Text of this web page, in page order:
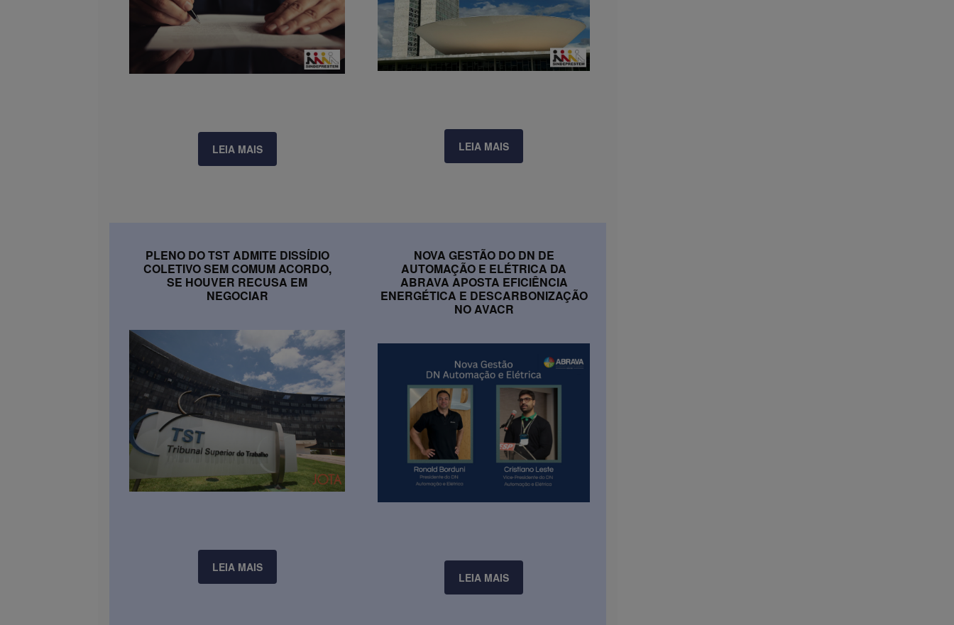
LEIA MAIS LEIA MAIS
PLENO DO TST ADMITE DISSÍDIO
COLETIVO SEM COMUM ACORDO,
SE HOUVER RECUSA EM
NEGOCIAR
LEIA MAIS
NOVA GESTÃO DO DN DE
AUTOMAÇÃO E ELÉTRICA DA
ABRAVA APOSTA EFICIÊNCIA
ENERGÉTICA E DESCARBONIZAÇÃO
NO AVACR
LEIA MAIS